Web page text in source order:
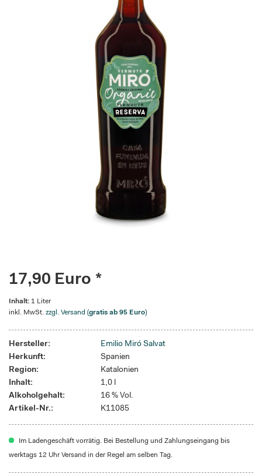
17,90 Euro *
Inhalt: 1 Liter
inkl. MwSt. zzgl. Versand (gratis ab 95 Euro)
Hersteller:
Emilio Miró Salvat
Herkunft:
Spanien
Region:
Katalonien
Inhalt:
1,0 l
Alkoholgehalt:
16 % Vol.
Artikel-Nr.:
K11085
Im Ladengeschäft vorrätig. Bei Bestellung und Zahlungseingang bis
werktags 12 Uhr Versand in der Regel am selben Tag.